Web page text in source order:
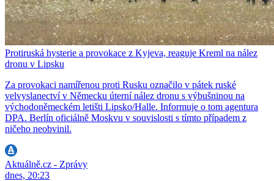
Protiruská hysterie a provokace z Kyjeva, reaguje Kreml na nález
dronu v Lipsku
Za provokaci namířenou proti Rusku označilo v pátek ruské
velvyslanectví v Německu úterní nález dronu s výbušninou na
východoněmeckém letišti Lipsko/Halle. Informuje o tom agentura
DPA. Berlín oficiálně Moskvu v souvislosti s tímto případem z
ničeho neobvinil.
Aktuálně.cz - Zprávy
dnes, 20:23